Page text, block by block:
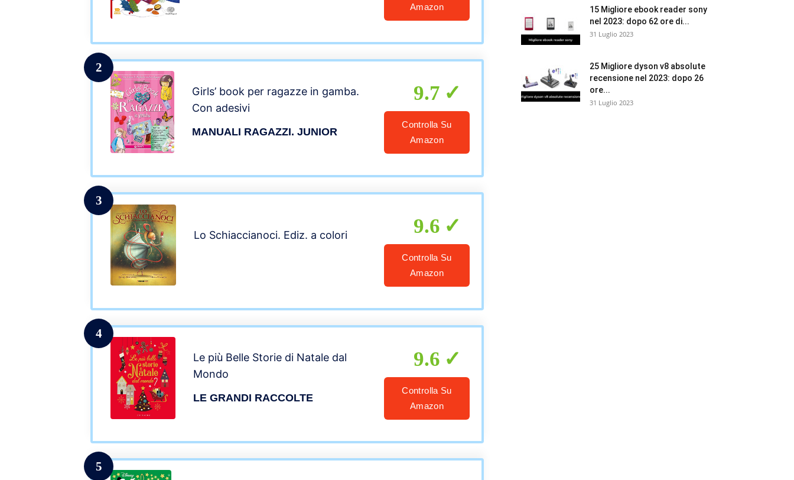
Amazon
2
Girls’ book per ragazze in gamba.
Con adesivi
MANUALI RAGAZZI. JUNIOR
9.7
Controlla Su
Amazon
3
Lo Schiaccianoci. Ediz. a colori 9.6
Controlla Su
Amazon
4
Le più Belle Storie di Natale dal
Mondo
LE GRANDI RACCOLTE
9.6
Controlla Su
Amazon
5
15 Migliore ebook reader sony
nel 2023: dopo 62 ore di...
31 Luglio 2023
25 Migliore dyson v8 absolute
recensione nel 2023: dopo 26
ore...
31 Luglio 2023